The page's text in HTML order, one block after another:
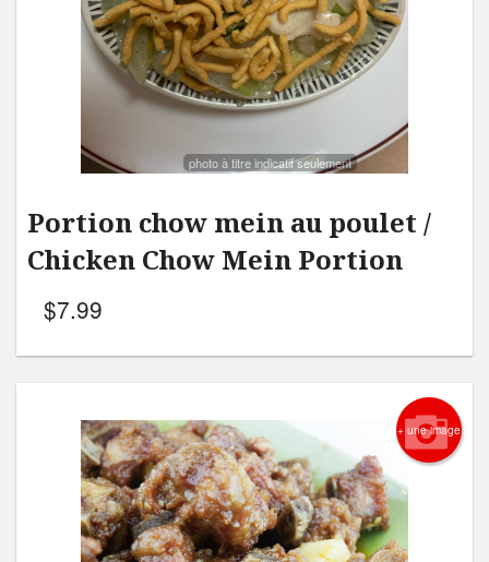
photo à titre indicatif seulement
Portion chow mein au poulet /
Chicken Chow Mein Portion
$7.99
+ une image